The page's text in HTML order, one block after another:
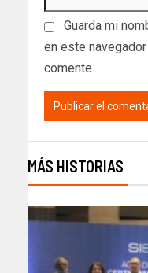
Guarda mi
en este
comente.
MÁS HISTORIAS